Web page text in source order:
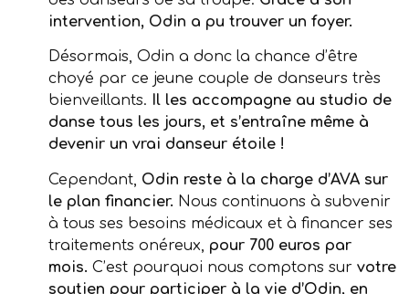
intervention, Odin a pu trouver un foyer.
Désormais, Odin a donc la chance d’être
choyé par ce jeune couple de danseurs très
bienveillants. Il les accompagne au studio de
danse tous les jours, et s’entraîne même à
devenir un vrai danseur étoile !
Cependant, Odin reste à la charge d’AVA sur
le plan financier. Nous continuons à subvenir
à tous ses besoins médicaux et à financer ses
traitements onéreux, pour 700 euros par
mois. C’est pourquoi nous comptons sur votre
soutien pour participer à la vie d’Odin, en